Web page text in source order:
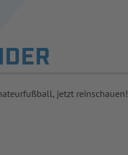
jetzt reinschauen!